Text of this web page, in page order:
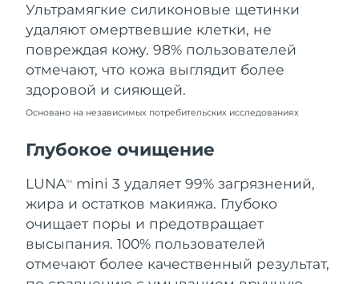
Ультрамягкие силиконовые щетинки
удаляют омертвевшие клетки, не
повреждая кожу. 98% пользователей
отмечают, что кожа выглядит более
здоровой и сияющей.
Основано на независимых потребительских исследованиях
Глубокое очищение
LUNATM
mini 3 удаляет 99% загрязнений,
жира и остатков макияжа. Глубоко
очищает поры и предотвращает
высыпания. 100% пользователей
отмечают более качественный результат,
Люксембург
Ожидаемая дата доставки
Макао (САР)
Мальта
Ожидаемая дата доставки
11/8/26
Мексика
Ожидаемая дата доставки
Ожидаемая дата доставки